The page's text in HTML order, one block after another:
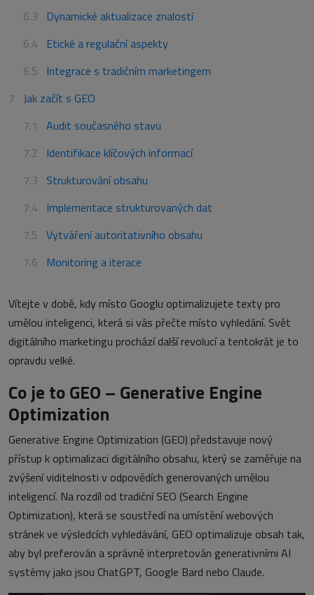
Dynamické aktualizace znalostí
Etické a regulační aspekty
Integrace s tradičním marketingem
Jak začít s GEO
Audit současného stavu
Identifikace klíčových informací
Strukturování obsahu
Implementace strukturovaných dat
Vytváření autoritativního obsahu
Monitoring a iterace
Vítejte v době, kdy místo Googlu optimalizujete texty pro
umělou inteligenci, která si vás přečte místo vyhledání. Svět
digitálního marketingu prochází další revolucí a tentokrát je to
opravdu velké.
Co je to GEO – Generative Engine
Optimization
Generative Engine Optimization (GEO) představuje nový
přístup k optimalizaci digitálního obsahu, který se zaměřuje na
zvýšení viditelnosti v odpovědích generovaných umělou
inteligencí. Na rozdíl od tradiční SEO (Search Engine
Optimization), která se soustředí na umístění webových
stránek ve výsledcích vyhledávání, GEO optimalizuje obsah tak,
aby byl preferován a správně interpretován generativními AI
systémy jako jsou ChatGPT, Google Bard nebo Claude.